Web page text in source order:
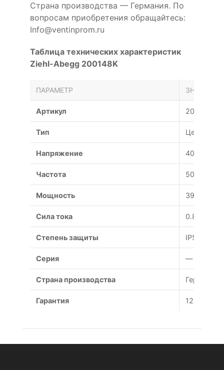
Страна производства — Германия. По
вопросам приобретения обращайтесь:
Info@ventinprom.ru
Таблица технических характеристик
Ziehl-Abegg 200148K
ПАРАМЕТР ЗНАЧЕНИЕ
Артикул 200148K
Тип
Напряжение 400 В
Частота 50 Гц
Мощность 390 Вт
Сила тока 0.81 А
Степень защиты IP54
Серия —
Страна производства Германия
Гарантия 12